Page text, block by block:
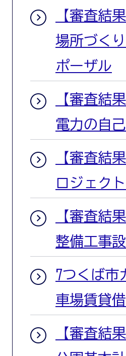
【審査結
場所づく
ポーザル
【審査結
電力の自
【審査結
ロジェク
【審査結
整備工事
7つくば市
車場賃貸
【審査結